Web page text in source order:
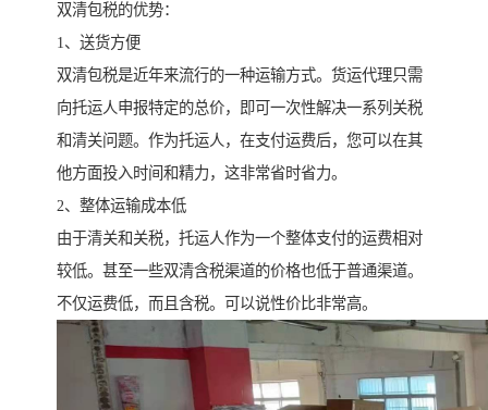
双清包税的优势：
1、送货方便
双清包税是近年来流行的一种运输方式。货运代理只需
向托运人申报特定的总价，即可一次性解决一系列关税
和清关问题。作为托运人，在支付运费后，您可以在其
他方面投入时间和精力，这非常省时省力。
2、整体运输成本低
由于清关和关税，托运人作为一个整体支付的运费相对
较低。甚至一些双清含税渠道的价格也低于普通渠道。
不仅运费低，而且含税。可以说性价比非常高。